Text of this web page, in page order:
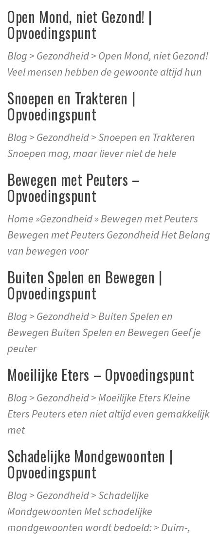
Open Mond, niet Gezond! |
Opvoedingspunt
Blog > Gezondheid > Open Mond, niet Gezond!
Veel mensen hebben de gewoonte altijd hun
Snoepen en Trakteren |
Opvoedingspunt
Blog > Gezondheid > Snoepen en Trakteren
Snoepen mag, maar liever niet de hele
Bewegen met Peuters –
Opvoedingspunt
Home »Gezondheid » Bewegen met Peuters
Bewegen met Peuters Gezondheid Het Belang
van bewegen voor
Buiten Spelen en Bewegen |
Opvoedingspunt
Blog > Gezondheid > Buiten Spelen en
Bewegen Buiten Spelen en Bewegen Geef je
peuter
Moeilijke Eters – Opvoedingspunt
Blog > Gezondheid > Moeilijke Eters Kleine
Eters Peuters eten niet altijd even gemakkelijk
met
Schadelijke Mondgewoonten |
Opvoedingspunt
Blog > Gezondheid > Schadelijke
Mondgewoonten Met schadelijke
mondgewoonten wordt bedoeld: > Duim-,